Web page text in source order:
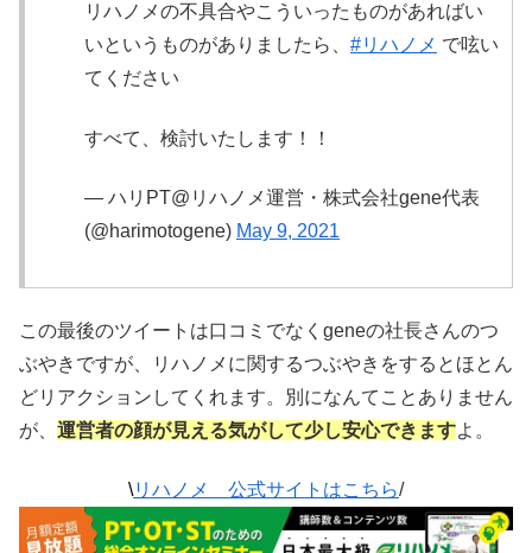
リハノメの不具合やこういったものがあればい
いというものがありましたら、 #リハノメ で呟い
てください
すべて、検討いたします！！
— ハリPT@リハノメ運営・株式会社gene代表
(@harimotogene) May 9, 2021
この最後のツイートは口コミでなくgeneの社長さんのつ
ぶやきですが、リハノメに関するつぶやきをするとほとん
どリアクションしてくれます。別になんてことありません
が、 運営者の顔が見える気がして少し安心できますよ。
\リハノメ 公式サイトはこちら/